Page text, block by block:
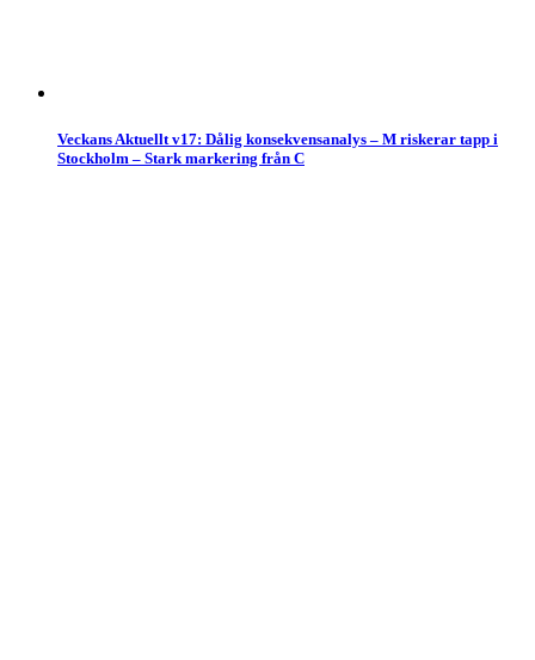
Veckans Aktuellt v17: Dålig konsekvensanalys – M riskerar tapp i
Stockholm – Stark markering från C